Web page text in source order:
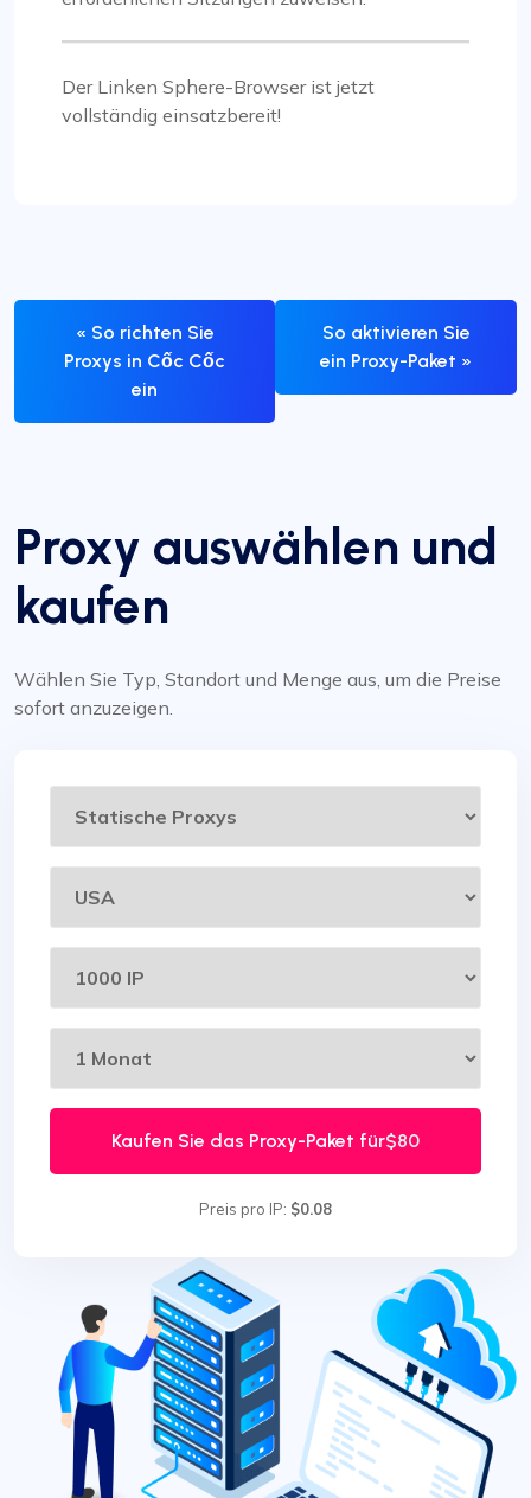
Der Linken Sphere-Browser ist jetzt
vollständig einsatzbereit!
« So richten Sie
Proxys in Cốc Cốc
ein
So aktivieren Sie
ein Proxy-Paket »
Proxy auswählen und
kaufen
Wählen Sie Typ, Standort und Menge aus, um die Preise
sofort anzuzeigen.
Kaufen Sie das Proxy-Paket für$80
Preis pro IP: $0.08